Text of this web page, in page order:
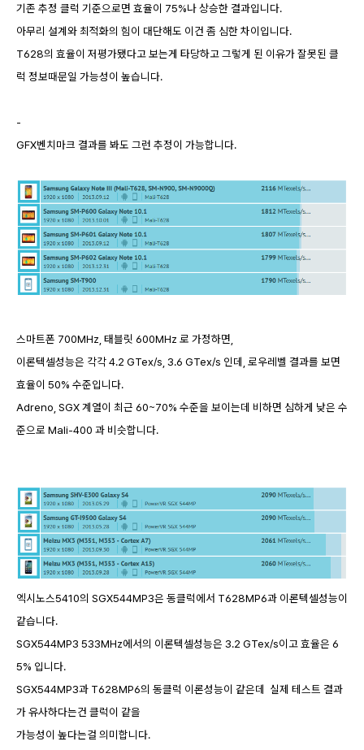
기존 추정 클럭 기준으로면 효율이 75%나 상승한 결과입니다.
아무리 설계와 최적화의 힘이 대단해도 이건 좀 심한 차이입니다.
T628의 효율이 저평가됐다고 보는게 타당하고 그렇게 된 이유가 잘못된 클
럭 정보때문일 가능성이 높습니다.
-
GFX벤치마크 결과를 봐도 그런 추정이 가능합니다.
스마트폰 700MHz, 태블릿 600MHz 로 가정하면,
이론텍셀성능은 각각 4.2 GTex/s, 3.6 GTex/s 인데, 로우레벨 결과를 보면
효율이 50% 수준입니다.
Adreno, SGX 계열이 최근 60~70% 수준을 보이는데 비하면 심하게 낮은 수
준으로 Mali-400 과 비슷합니다.
엑시노스5410의 SGX544MP3은 동클럭에서 T628MP6과 이론텍셀성능이
같습니다.
SGX544MP3 533MHz에서의 이론텍셀성능은 3.2 GTex/s이고 효율은 6
5% 입니다.
SGX544MP3과 T628MP6의 동클럭 이론성능이 같은데 실제 테스트 결과
가 유사하다는건 클럭이 같을
가능성이 높다는걸 의미합니다.